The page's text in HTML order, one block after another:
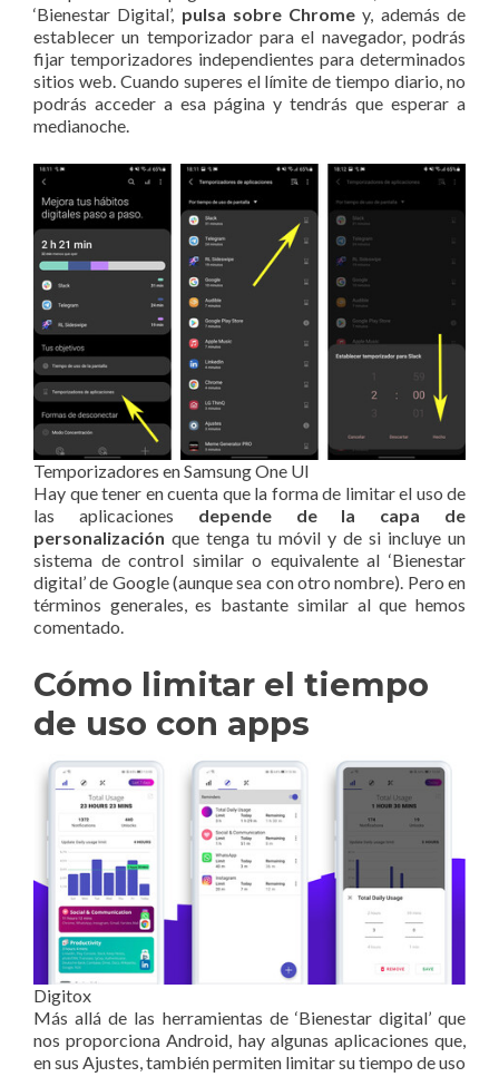
‘Bienestar Digital’, pulsa sobre Chrome y, además de
establecer un temporizador para el navegador, podrás
fijar temporizadores independientes para determinados
sitios web. Cuando superes el límite de tiempo diario, no
podrás acceder a esa página y tendrás que esperar a
medianoche.
Temporizadores en Samsung One UI
Hay que tener en cuenta que la forma de limitar el uso de
las aplicaciones depende de la capa de
personalización que tenga tu móvil y de si incluye un
sistema de control similar o equivalente al ‘Bienestar
digital’ de Google (aunque sea con otro nombre). Pero en
términos generales, es bastante similar al que hemos
comentado.
Cómo limitar el tiempo
de uso con apps
Digitox
Más allá de las herramientas de ‘Bienestar digital’ que
nos proporciona Android, hay algunas aplicaciones que,
en sus Ajustes, también permiten limitar su tiempo de uso